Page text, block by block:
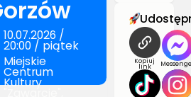
10.07.2026 /
20:00 / piątek
Miejskie
Centrum
Kultury
Kopiuj
link